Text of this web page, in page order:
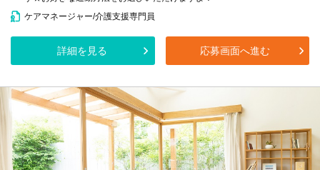
ケアマネージャー/介護支援専門員
詳細を見る 応募画面へ進む